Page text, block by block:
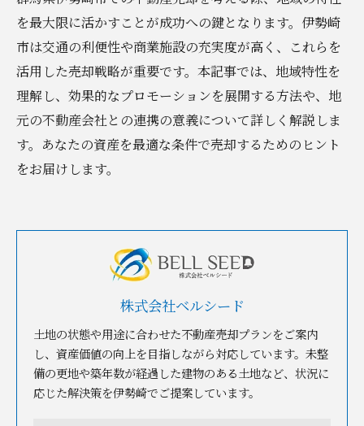
を最大限に活かすことが成功への鍵となります。伊勢崎
市は交通の利便性や商業施設の充実度が高く、これらを
活用した売却戦略が重要です。本記事では、地域特性を
理解し、効果的なプロモーションを展開する方法や、地
元の不動産会社との連携の意義について詳しく解説しま
す。あなたの資産を最適な条件で売却するためのヒント
をお届けします。
株式会社ベルシード
土地の状態や用途に合わせた不動産売却プランをご案内
し、資産価値の向上を目指しながら対応しています。未整
備の更地や築年数が経過した建物のある土地など、状況に
応じた解決策を伊勢崎でご提案しています。